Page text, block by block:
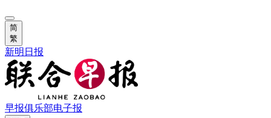
简
繁
新明日报
早报俱乐部电子报